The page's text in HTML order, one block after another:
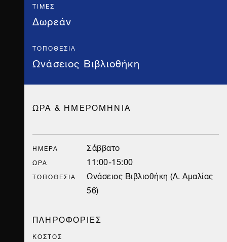
ΤΙΜΈΣ
Δωρεάν
ΤΟΠΟΘΕΣΊΑ
Ωνάσειος Βιβλιοθήκη
ΩΡΑ & ΗΜΕΡΟΜΗΝΙΑ
ΗΜΈΡΑ Σάββατο
ΏΡΑ 11:00-15:00
ΤΟΠΟΘΕΣΊΑ
Ωνάσειος Βιβλιοθήκη (Λ. Αμαλίας
56)
ΠΛΗΡΟΦΟΡΙΕΣ
ΚΟΣΤΟΣ